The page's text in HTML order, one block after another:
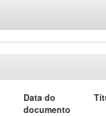
Data do
documento